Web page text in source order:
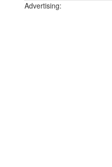
Advertising: